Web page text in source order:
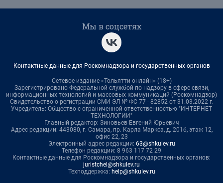
Мы в соцсетях
Контактные данные для Роскомнадзора и государственных органов
Сетевое издание «Тольятти онлайн» (18+)
Зарегистрировано Федеральной службой по надзору в сфере связи,
информационных технологий и массовых коммуникаций (Роскомнадзор)
Свидетельство о регистрации СМИ ЭЛ № ФС 77 - 82852 от 31.03.2022 г.
Учредитель: Общество с ограниченной ответственностью "ИНТЕРНЕТ
ТЕХНОЛОГИИ"
Главный редактор: Зиновьев Евгений Юрьевич
Адрес редакции: 443080, г. Самара, пр. Карла Маркса, д. 201б, этаж 12,
офис 22, 23
Электронный адрес редакции: 63@shkulev.ru
Телефон редакции: 8 963 117 72 29
Контактные данные для Роскомнадзора и государственных органов:
juristchel@shkulev.ru
Техподдержка: help@shkulev.ru